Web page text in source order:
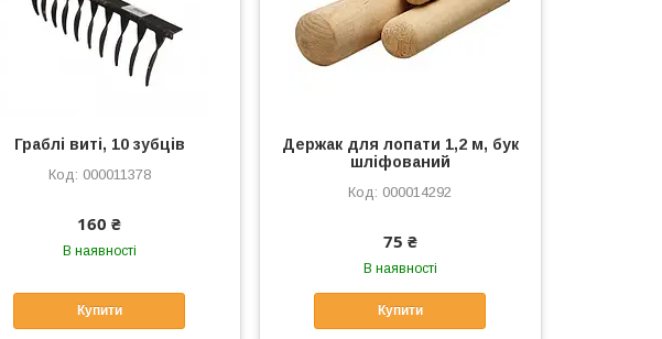
Граблі виті, 10 зубців
000011378
160 ₴
В наявності
Купити
Держак для лопати 1,2 м, бук
шліфований
000014292
75 ₴
В наявності
Купити